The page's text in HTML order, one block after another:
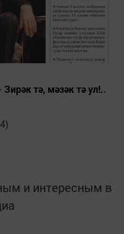
тә, мәзәк тә ул!..
и интересным в